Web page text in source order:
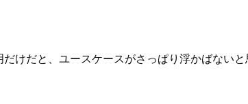
だと、ユースケースがさっぱり浮かばないと